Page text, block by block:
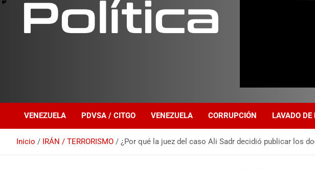
VENEZUELA PDVSA / CITGO VENEZUELA CORRUPCIÓN LAVADO DE
Inicio IRÁN / TERRORISMO ¿Por qué la juez del caso Ali Sadr decidió publicar los